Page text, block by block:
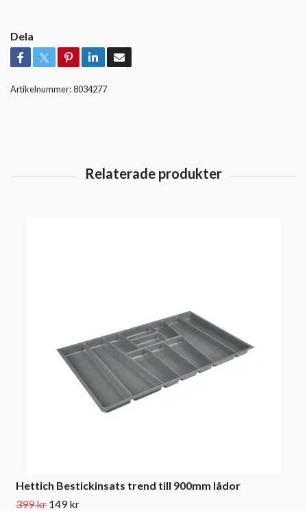
Dela
Artikelnummer:8034277
Hettich Bestickinsats trend till 900mm lådor
399 kr 149 kr